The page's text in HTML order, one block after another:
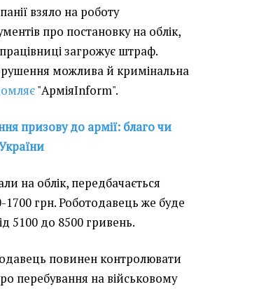
взяло на роботу
про постановку на облік,
загрожує штраф.
можлива й кримінальна
"АрміяInform".
призову до армії: благо чи
на облік, передбачається
1700 грн. Роботодавець же буде
5100 до 8500 гривень.
повинен контролювати
перебування на військовому